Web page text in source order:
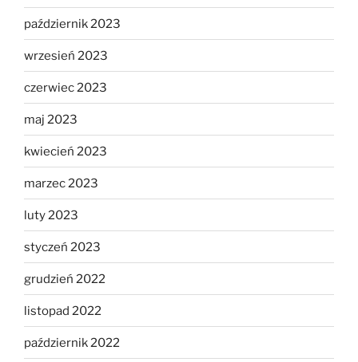
październik 2023
wrzesień 2023
czerwiec 2023
maj 2023
kwiecień 2023
marzec 2023
luty 2023
styczeń 2023
grudzień 2022
listopad 2022
październik 2022